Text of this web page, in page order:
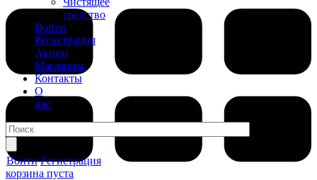
средство
Войти
Регистрация
Акции
Магазины
Контакты
О
нас
Войти Регистрация
корзина пуста